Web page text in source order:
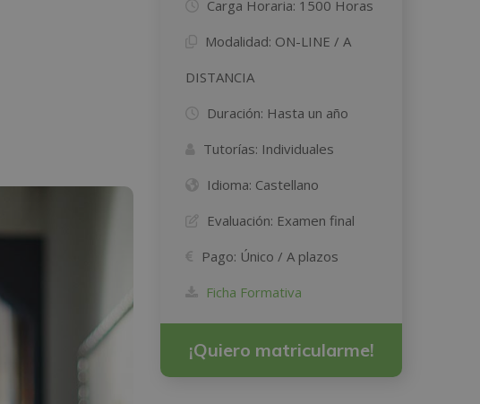
Carga Horaria: 1500 Horas
Modalidad: ON-LINE / A
DISTANCIA
Duración: Hasta un año
Tutorías: Individuales
Idioma: Castellano
Evaluación: Examen final
Pago: Único / A plazos
Ficha Formativa
¡Quiero matricularme!